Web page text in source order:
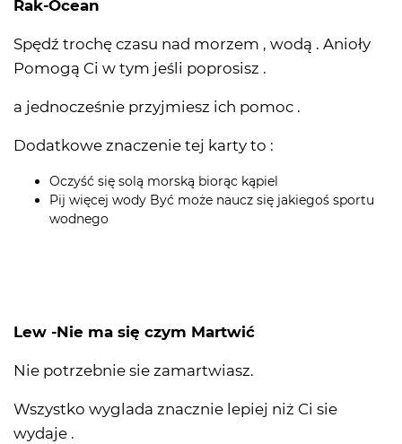
Rak-Ocean
Spędź trochę czasu nad morzem , wodą . Anioły
Pomogą Ci w tym jeśli poprosisz .
a jednocześnie przyjmiesz ich pomoc .
Dodatkowe znaczenie tej karty to :
Oczyść się solą morską biorąc kąpiel
Pij więcej wody Być może naucz się jakiegoś sportu
wodnego
Lew -Nie ma się czym Martwić
Nie potrzebnie sie zamartwiasz.
Wszystko wyglada znacznie lepiej niż Ci sie
wydaje .